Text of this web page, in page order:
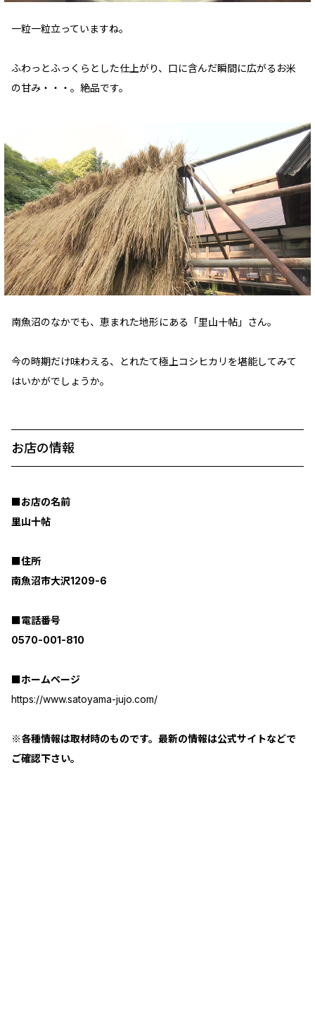
一粒一粒立っていますね。
ふわっとふっくらとした仕上がり、口に含んだ瞬間に広がるお米
の甘み・・・。絶品です。
南魚沼のなかでも、恵まれた地形にある「里山十帖」さん。
今の時期だけ味わえる、とれたて極上コシヒカリを堪能してみて
はいかがでしょうか。
お店の情報
■お店の名前
里山十帖
■住所
南魚沼市大沢1209-6
■電話番号
0570-001-810
■ホームページ
https://www.satoyama-jujo.com/
※各種情報は取材時のものです。最新の情報は公式サイトなどで
ご確認下さい。